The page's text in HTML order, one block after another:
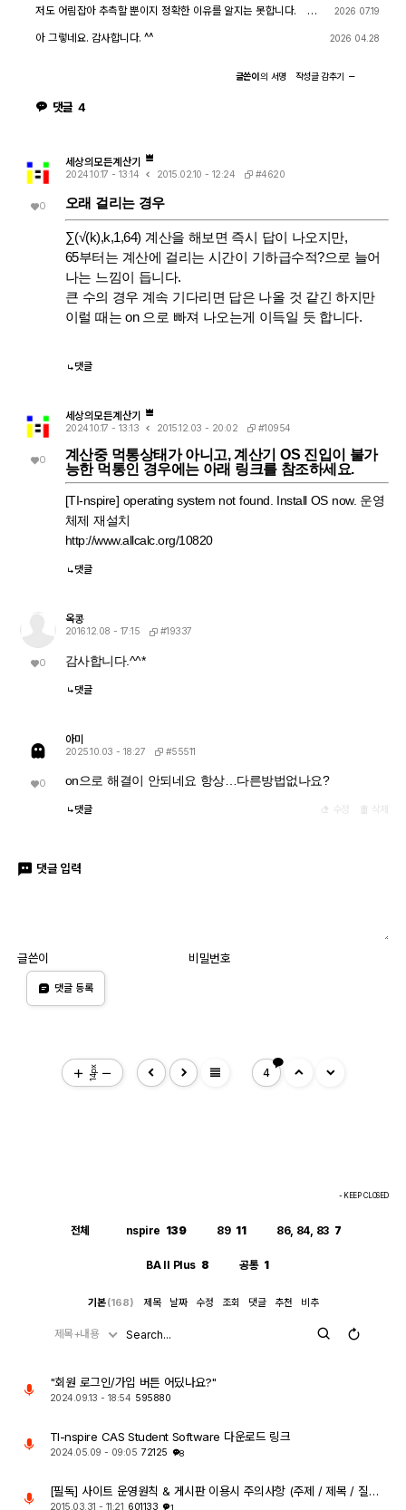
이 조건들을 일일이 다 추적하지 않고 넘어가면서, 원래는 (e≠0, r+l
·ω·i ≠ 0 등) 복소수 특유의 좁은 정의역을 가진 식을, r, l, ω가 어떤
실수여도(부호 무관하게) 정의되는 1/√(r²+l²·ω²)라는 더 넓은 정의
역의 식으로 바꿔버린 것입니다. CAS는 이 손실을 감지하고 경고를
가지고 있던 정의역 제약 정보(부호 조건, i 관련 조건 등)를 이미 버
끄럽게 만드는 원인입니다. 첫 번째 시도에서는 i가 살아있는 원래 식
산 단계에서 이미 그런 세밀한 정의역 추적을 CAS 스스로 포기(단
순화)했기 때문에, 이후 ω에 무리식을 대입해도 "이게 실수가 맞
나?" 하는 검증 절차 없이 그냥 대수적으로 치환·정리해 버립니다. 그
래서 깔끔하게 √c/√l이 나온 겁니다. 한 줄 요약 절댓값 계산 시 뜬
"정의역이 넓어졌을 수 있다"는 경고는, CAS가 그 순간에 원래 식의
엄밀한 조건(정의역)을 놓쳤다는 신호이고, 바로 그 "조건을 놓친 상
태"이기 때문에 뒤에 이어지는 조건식 대입이 막힘없이 진행된 것입
니다. 다만 그 대가로, 결과인 1/√(r²+l²·ω²)이나 최종 √c/√l이 원
래 회로 조건(i≠0이 되는 경계, 분모가 0이 되는 경우 등)에서는 엄
밀히 성립하지 않을 수 있다는 점은 감안하셔야 합니다. 실제 물리적
으로는 r, l, c > 0이고 결과도 물리적으로 타당한 형태라 문제없어
보이지만, 수학적 엄밀성 측면에서는 "정의역이 넓어진 근사적 결
과"라는 꼬리표가 붙어있는 셈입니다.
다. 대입 후에 처음부터 다시 "실수부/허수부 분리, 유리화" 같은 재간
의 핵심입니다. 첫 번째 경우 (|er/(e·r)| | con_1 and con → 실패) 이
시점의 식은 아직 r + l·ω·i 형태의 복소수 그대로입니다 (i가 살아있
되어 있지 않습니다. 그래서 CAS는 i와 이 무리식을 더 정리(유리화,
"복소수 → 실수" 변환을 완료한 결과입니다. 즉 1/√(r²+l²·ω²)에는
더 이상 i가 없고, 순수하게 r, l, ω로만 이루어진 실수식입니다. 이 식
에 ω = con_1을 대입하는 것은 그냥 실수 대수식에 실수 대입하는
것이므로, i와 무리식이 뒤엉키는 문제 자체가 발생하지 않습니다. 그
래서 바로 깔끔하게 √c/√l로 정리됩니다. 정리하면 절댓값(모듈러
스) 계산은 "이 값들이 실수다"라는 가정을 이미 내부적으로 써서 i를
제거하는 연산입니다. 그 연산을 조건 대입 이전에 해두면, 이후 대입
은 단순 실수 대입이라 문제없이 정리됩니다. 반대로 i가 남아있는 식
에 무리식을 포함한 조건을 먼저 대입하면, 그 무리식의 실수성/부호
에 대한 가정이 없어서 CAS가 i를 소거하는 재간소화를 못 하고 멈
춰버립니다. 실용적 팁: 복소식에 조건을 대입해야 할 때는 가능하면
절댓값·실수화(유리화) 등을 먼저 끝내서 i를 없앤 뒤 조건을 대입하
한 번 더 걸어주면 (필요한 도메인 조건과 함께) 정리가 되는 경우가
저도 어림잡아 추측할 뿐이지 정확한 이유를 알지는 못합니다. 질
nnet 5) AI에 넣어 보니 claude AI 가 제일 합리적인 답변을 주어서
2026 07.19
아 그렇네요. 감사합니다. ^^ 2026 04.28
글쓴이의 서명 작성글감추기
댓글 4
0
세상의모든계산기
2024.10.17 - 13:14 2015.02.10 - 12:24 #4620
오래 걸리는 경우
∑(√(k),k,1,64) 계산을 해보면 즉시 답이 나오지만,
65부터는 계산에 걸리는 시간이 기하급수적?으로 늘어
나는 느낌이 듭니다.
큰 수의 경우 계속 기다리면 답은 나올 것 같긴 하지만
이럴 때는 on 으로 빠져 나오는게 이득일 듯 합니다.
댓글
0
세상의모든계산기
2024.10.17 - 13:13 2015.12.03 - 20:02 #10954
계산중 먹통상태가 아니고, 계산기 OS 진입이 불가
능한 먹통인 경우에는 아래 링크를 참조하세요.
[TI-nspire] operating system not found. Install OS now. 운영
체제 재설치
http://www.allcalc.org/10820
댓글
0
옥콩
2016.12.08 - 17:15 #19337
감사합니다.^^*
댓글
0
아미
2025.10.03 - 18:27 #55511
on으로 해결이 안되네요 항상…다른방법없나요?
댓글 수정 삭제
댓글 입력
글쓴이 비밀번호
댓글 등록
14px view_headline 4
- KEEP CLOSED
전체 nspire 139 89 11 86, 84, 83 7
BA II Plus 8 공통 1
기본 (168) 제목 날짜 수정 조회 댓글 추천 비추
제목+내용
"회원 로그인/가입 버튼 어딨나요?"
2024.09.13 - 18:54 595880
TI-nspire CAS Student Software 다운로드 링크
2024.05.09 - 09:05 72125 8
[필독] 사이트 운영원칙 & 게시판 이용시 주의사항 (주제 / 제목 / 질문글)
2015.03.31 - 11:21 601133 1